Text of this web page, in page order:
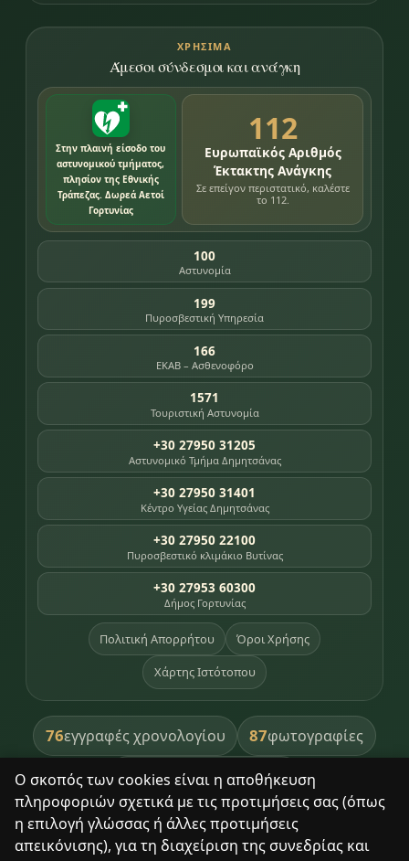
Ο σκοπός των cookies είναι η αποθήκευση
πληροφοριών σχετικά με τις προτιμήσεις σας (όπως
η επιλογή γλώσσας ή άλλες προτιμήσεις
απεικόνισης), για τη διαχείριση της συνεδρίας και
ΧΡΉΣΙΜΑ
Άμεσοι σύνδεσμοι και ανάγκη
Στην πλαινή είσοδο του
αστυνομικού τμήματος,
πλησίον της Εθνικής
Τράπεζας. Δωρεά Αετοί
Γορτυνίας
112
Ευρωπαϊκός Αριθμός
Έκτακτης Ανάγκης
Σε επείγον περιστατικό, καλέστε
το 112.
100
Αστυνομία
199
Πυροσβεστική Υπηρεσία
166
ΕΚΑΒ – Ασθενοφόρο
1571
Τουριστική Αστυνομία
+30 27950 31205
Αστυνομικό Τμήμα Δημητσάνας
+30 27950 31401
Κέντρο Υγείας Δημητσάνας
+30 27950 22100
Πυροσβεστικό κλιμάκιο Βυτίνας
+30 27953 60300
Δήμος Γορτυνίας
Πολιτική Απορρήτου Όροι Χρήσης
Χάρτης Ιστότοπου
76εγγραφές χρονολογίου 87φωτογραφίες
391βιβλία βιβλιοθήκης
8σημεία κληρονομιάς